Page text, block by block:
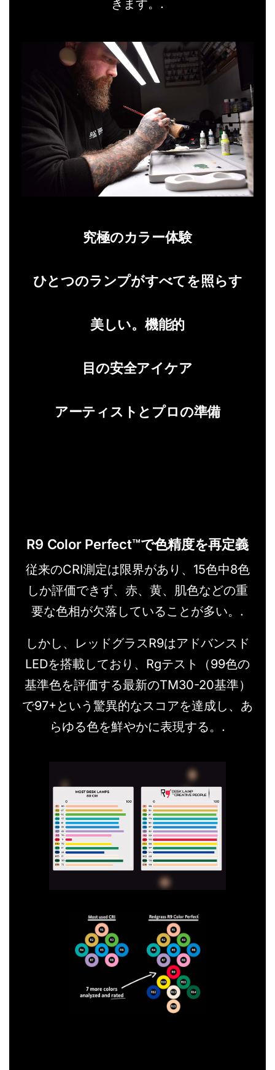
きます。.
究極のカラー体験
ひとつのランプがすべてを照らす
美しい。機能的
目の安全アイケア
アーティストとプロの準備
R9 Color Perfect™で色精度を再定義
従来のCRI測定は限界があり、15色中8色
しか評価できず、赤、黄、肌色などの重
要な色相が欠落していることが多い。.
しかし、レッドグラスR9はアドバンスド
LEDを搭載しており、Rgテスト（99色の
基準色を評価する最新のTM30-20基準）
で97+という驚異的なスコアを達成し、あ
らゆる色を鮮やかに表現する。.